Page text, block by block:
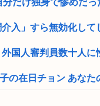
だけ独身で惨めだ
介入」すら無効化して
国人審判員数十人に
の在日チョン あなた